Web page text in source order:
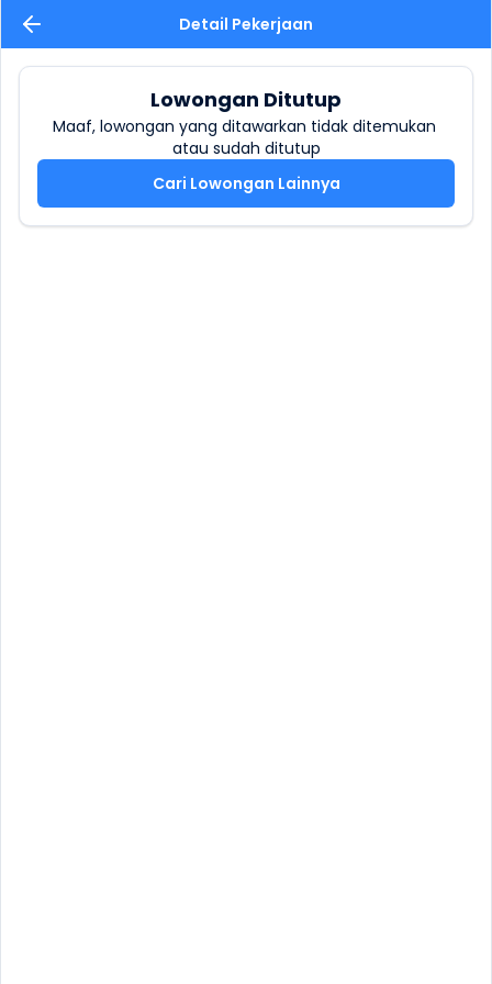
Detail Pekerjaan
Lowongan Ditutup
Maaf, lowongan yang ditawarkan tidak ditemukan
atau sudah ditutup
Cari Lowongan Lainnya